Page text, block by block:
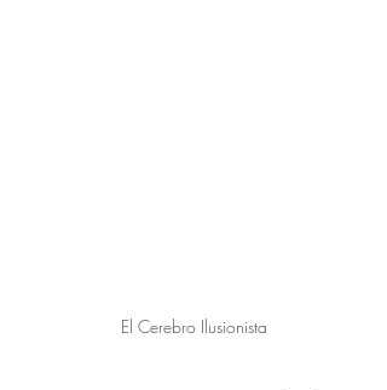
El Cerebro Ilusionista